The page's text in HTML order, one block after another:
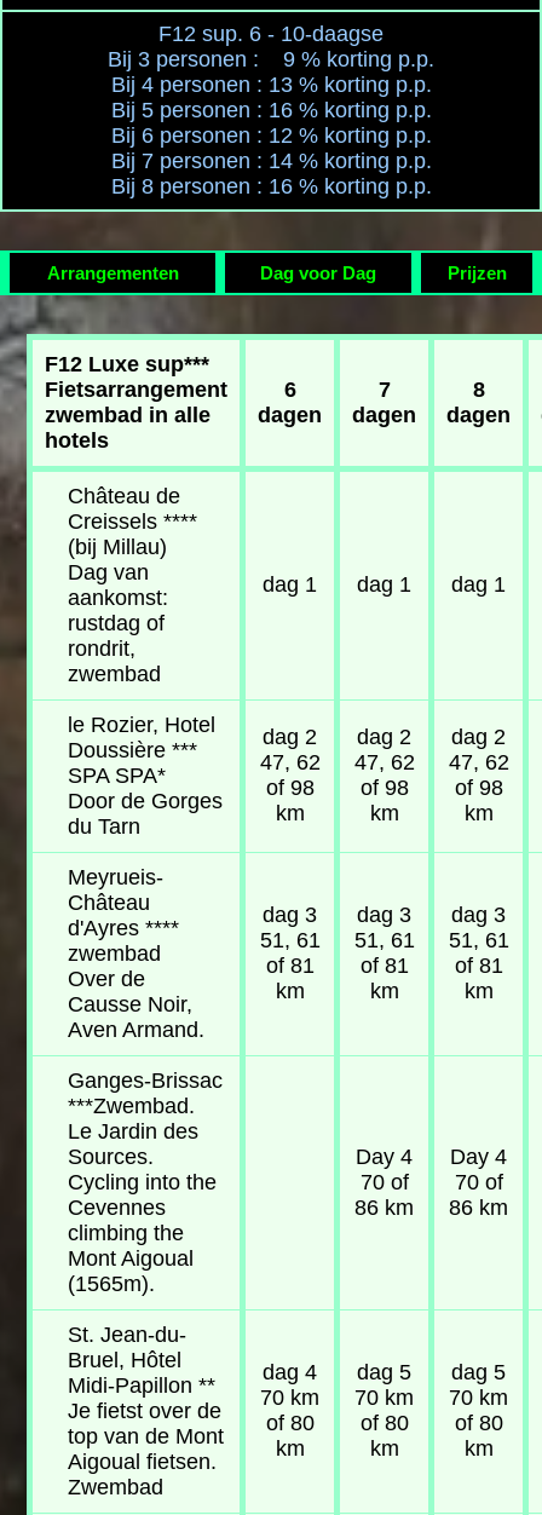
F12 sup. 6 - 10-daagse
Bij 3 personen : 9 % korting p.p.
Bij 4 personen : 13 % korting p.p.
Bij 5 personen : 16 % korting p.p.
Bij 6 personen : 12 % korting p.p.
Bij 7 personen : 14 % korting p.p.
Bij 8 personen : 16 % korting p.p.
Arrangementen Dag voor Dag Prijzen
F12 Luxe sup***
Fietsarrangement
zwembad in alle
hotels
6
dagen
7
dagen
8
dagen
Château de
Creissels ****
(bij Millau)
Dag van
aankomst:
rustdag of
rondrit,
zwembad
dag 1 dag 1 dag 1
le Rozier, Hotel
Doussière ***
SPA SPA*
Door de Gorges
du Tarn
dag 2
47, 62
of 98
km
dag 2
47, 62
of 98
km
dag 2
47, 62
of 98
km
Meyrueis-
Château
d'Ayres ****
zwembad
Over de
Causse Noir,
Aven Armand.
dag 3
51, 61
of 81
km
dag 3
51, 61
of 81
km
dag 3
51, 61
of 81
km
Ganges-Brissac
***Zwembad.
Le Jardin des
Sources.
Cycling into the
Cevennes
climbing the
Mont Aigoual
(1565m).
Day 4
70 of
86 km
Day 4
70 of
86 km
St. Jean-du-
Bruel, Hôtel
Midi-Papillon **
Je fietst over de
top van de Mont
Aigoual fietsen.
Zwembad
dag 4
70 km
of 80
km
dag 5
70 km
of 80
km
dag 5
70 km
of 80
km